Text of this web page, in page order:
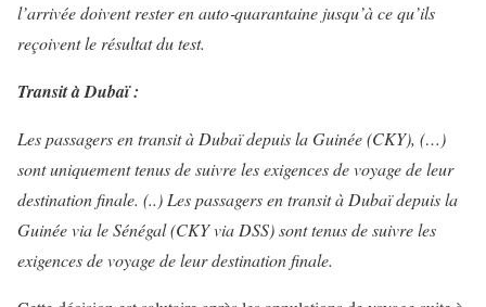
l’arrivée doivent rester en auto‑quarantaine jusqu’à ce qu’ils
reçoivent le résultat du test.
Transit à Dubaï :
Les passagers en transit à Dubaï depuis la Guinée (CKY), (…)
sont uniquement tenus de suivre les exigences de voyage de leur
destination finale. (..) Les passagers en transit à Dubaï depuis la
Guinée via le Sénégal (CKY via DSS) sont tenus de suivre les
exigences de voyage de leur destination finale.